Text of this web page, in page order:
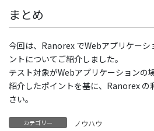
まとめ
今回は、Ranorex でWebアプリケーシ
ントについてご紹介しました。
テスト対象がWebアプリケーションの
紹介したポイントを基に、Ranorex の
さい。
カテゴリー ノウハウ